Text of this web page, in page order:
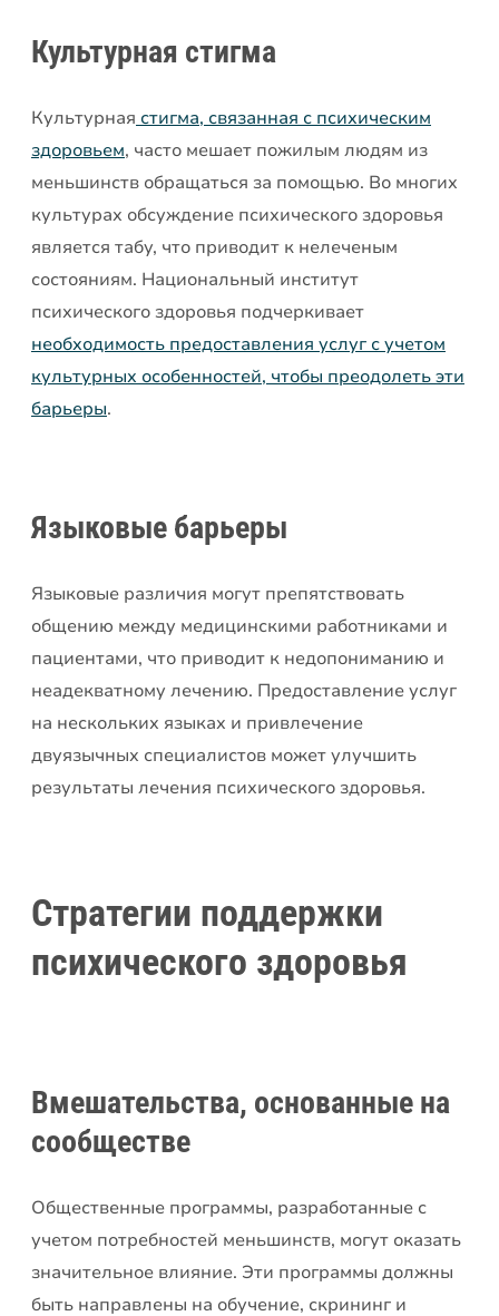
Культурная стигма
Культурнаястигма, связанная с психическим
здоровьем, часто мешает пожилым людям из
меньшинств обращаться за помощью. Во многих
культурах обсуждение психического здоровья
является табу, что приводит к нелеченым
состояниям. Национальный институт
психического здоровья подчеркивает
необходимость предоставления услуг с учетом
культурных особенностей, чтобы преодолеть эти
барьеры.
Языковые барьеры
Языковые различия могут препятствовать
общению между медицинскими работниками и
пациентами, что приводит к недопониманию и
неадекватному лечению. Предоставление услуг
на нескольких языках и привлечение
двуязычных специалистов может улучшить
результаты лечения психического здоровья.
Стратегии поддержки
психического здоровья
Вмешательства, основанные на
сообществе
Общественные программы, разработанные с
учетом потребностей меньшинств, могут оказать
значительное влияние. Эти программы должны
быть направлены на обучение, скрининг и